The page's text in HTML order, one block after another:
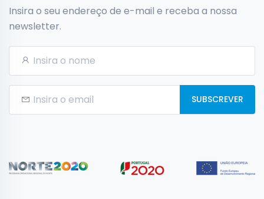
Insira o seu endereço de e-mail e receba a nossa
newsletter.
SUBSCREVER